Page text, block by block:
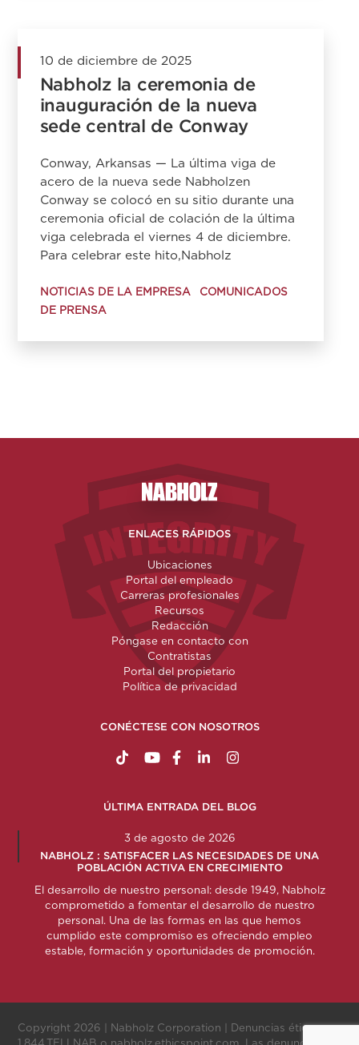
10 de diciembre de 2025
Nabholz la ceremonia de
inauguración de la nueva
sede central de Conway
Conway, Arkansas — La última viga de
acero de la nueva sede Nabholzen
Conway se colocó en su sitio durante una
ceremonia oficial de colación de la última
viga celebrada el viernes 4 de diciembre.
Para celebrar este hito,Nabholz
NOTICIAS DE LA EMPRESA
COMUNICADOS
DE PRENSA
Nabholz Construction
ENLACES RÁPIDOS
Ubicaciones
Portal del empleado
Carreras profesionales
Recursos
Redacción
Póngase en contacto con
Contratistas
Portal del propietario
Política de privacidad
CONÉCTESE CON NOSOTROS
https://www.tiktok.com/
http://www.youtube.com/
http://www.facebook.com/
http://www.linkedin.com/
http://
ÚLTIMA ENTRADA DEL BLOG
3 de agosto de 2026
NABHOLZ : SATISFACER LAS NECESIDADES DE UNA
POBLACIÓN ACTIVA EN CRECIMIENTO
El desarrollo de nuestro personal: desde 1949, Nabholz
comprometido a fomentar el desarrollo de nuestro
personal. Una de las formas en las que hemos
cumplido este compromiso es ofreciendo empleo
estable, formación y oportunidades de promoción.
Copyright 2026 | Nabholz Corporation | Denuncias éticas: